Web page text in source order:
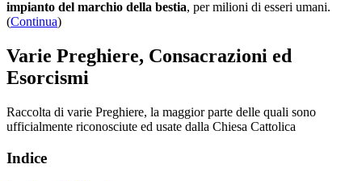
impianto del marchio della bestia, per milioni di esseri umani.
(Continua)
Varie Preghiere, Consacrazioni ed
Esorcismi
Raccolta di varie Preghiere, la maggior parte delle quali sono
ufficialmente riconosciute ed usate dalla Chiesa Cattolica
Indice